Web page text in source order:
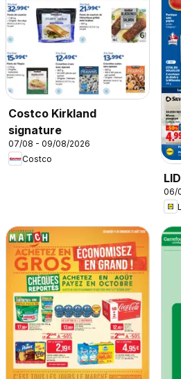
Costco Kirkland
signature
07/08 - 09/08/2026
Costco
06/